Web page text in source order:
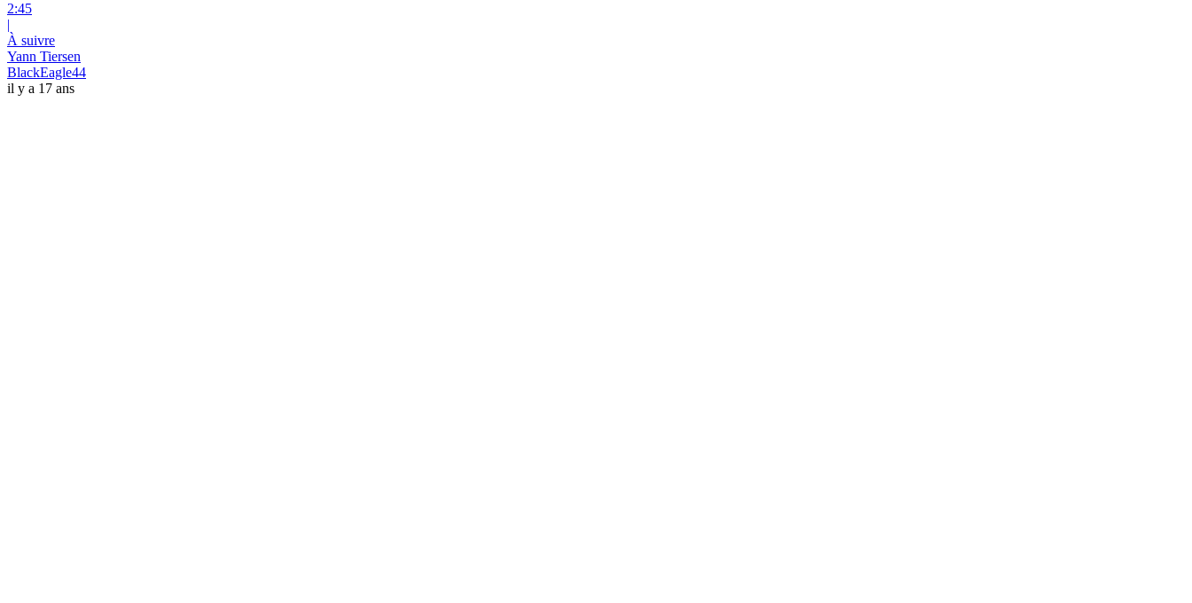
2:45
|
À suivre
Yann Tiersen
BlackEagle44
il y a 17 ans